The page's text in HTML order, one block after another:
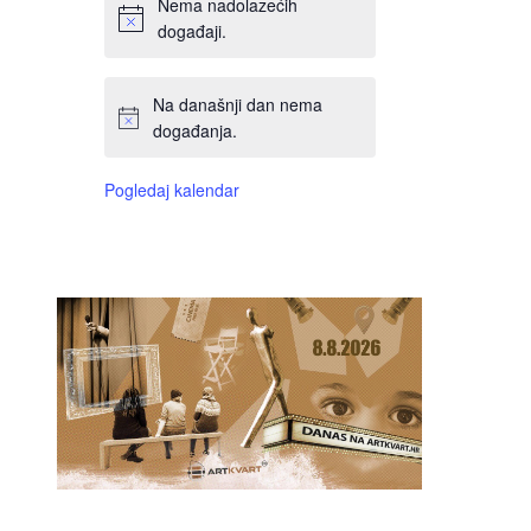
Nema nadolazećih
događaji.
Na današnji dan nema
događanja.
Pogledaj kalendar